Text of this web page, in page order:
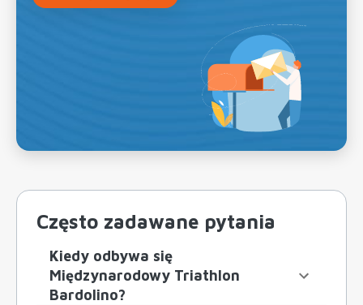
Często zadawane pytania
Kiedy odbywa się
Międzynarodowy Triathlon
Bardolino?